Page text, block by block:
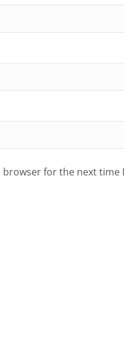
browser for the next time